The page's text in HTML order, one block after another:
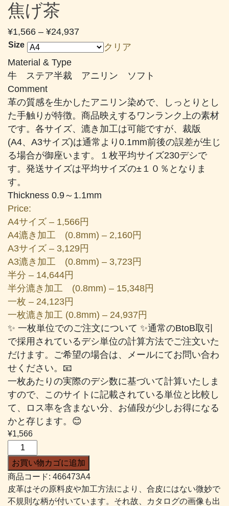
焦げ茶
¥1,566 – ¥24,937価
格
¥1,566
¥24,937
Size
クリア
Material & Type
牛 ステア半裁 アニリン ソフト
Comment
革の質感を生かしたアニリン染めで、しっとりとし
た手触りが特徴。商品映えするワンランク上の素材
です。各サイズ、漉き加工は可能ですが、裁版
(A4、A3サイズ)は通常より0.1mm前後の誤差が生じ
る場合が御座います。１枚平均サイズ230デシで
す。発送サイズは平均サイズの±１０％となりま
す。
Thickness 0.9～1.1mm
Price:
A4サイズ – 1,566円
A4漉き加工 (0.8mm) – 2,160円
A3サイズ – 3,129円
A3漉き加工 (0.8mm) – 3,723円
半分 – 14,644円
半分漉き加工 (0.8mm) – 15,348円
一枚 – 24,123円
一枚漉き加工 (0.8mm) – 24,937円
✨ 一枚単位でのご注文について ✨通常のBtoB取引
で採用されているデシ単位の計算方法でご注文いた
だけます。ご希望の場合は、メールにてお問い合わ
せください。📧
一枚あたりの実際のデシ数に基づいて計算いたしま
すので、このサイトに記載されている単位と比較し
て、ロス率を含まない分、お値段が少しお得になる
かと存じます。😊
¥1,566
ッ
タ
#473
焦
お買い物カゴに追加
商品コード: 466473A4
皮革はその原料皮や加工方法により、合皮にはない微妙で
不規則な柄が付いています。それ故、カタログの画像も出